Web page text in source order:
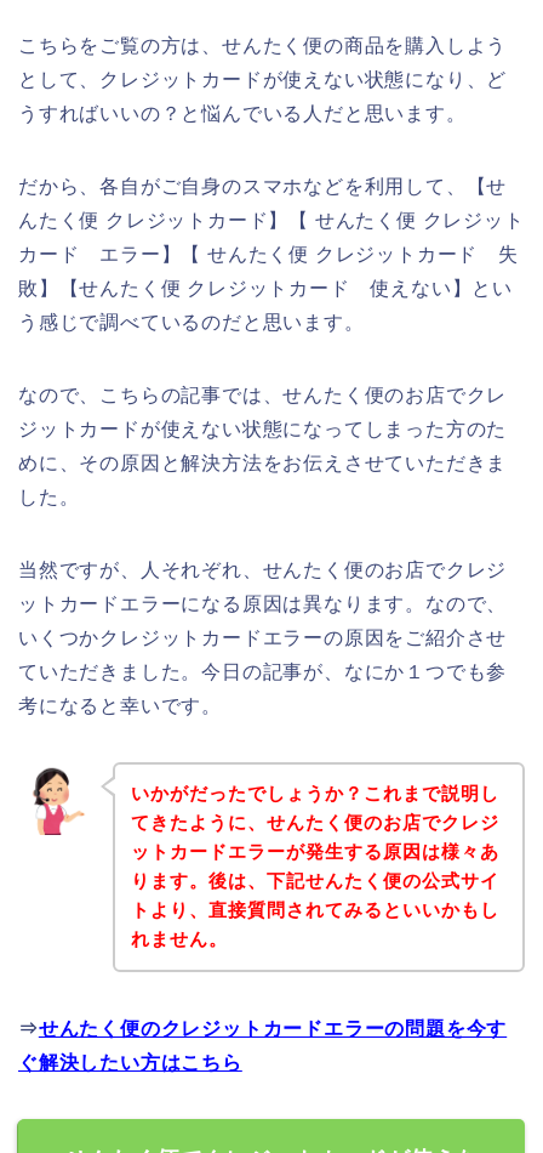
こちらをご覧の方は、せんたく便の商品を購入しよう
として、クレジットカードが使えない状態になり、ど
うすればいいの？と悩んでいる人だと思います。
だから、各自がご自身のスマホなどを利用して、【せ
んたく便 クレジットカード】【 せんたく便 クレジット
カード エラー】【 せんたく便 クレジットカード 失
敗】【せんたく便 クレジットカード 使えない】とい
う感じで調べているのだと思います。
なので、こちらの記事では、せんたく便のお店でクレ
ジットカードが使えない状態になってしまった方のた
めに、その原因と解決方法をお伝えさせていただきま
した。
当然ですが、人それぞれ、せんたく便のお店でクレジ
ットカードエラーになる原因は異なります。なので、
いくつかクレジットカードエラーの原因をご紹介させ
ていただきました。今日の記事が、なにか１つでも参
考になると幸いです。
いかがだったでしょうか？これまで説明し
てきたように、せんたく便のお店でクレジ
ットカードエラーが発生する原因は様々あ
ります。後は、下記せんたく便の公式サイ
トより、直接質問されてみるといいかもし
れません。
⇒せんたく便のクレジットカードエラーの問題を今す
ぐ解決したい方はこちら